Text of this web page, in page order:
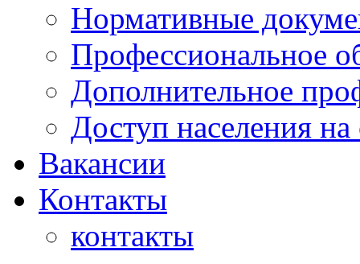
Нормативные
Профессиональное
Дополнительное
Доступ населения
Вакансии
Контакты
контакты